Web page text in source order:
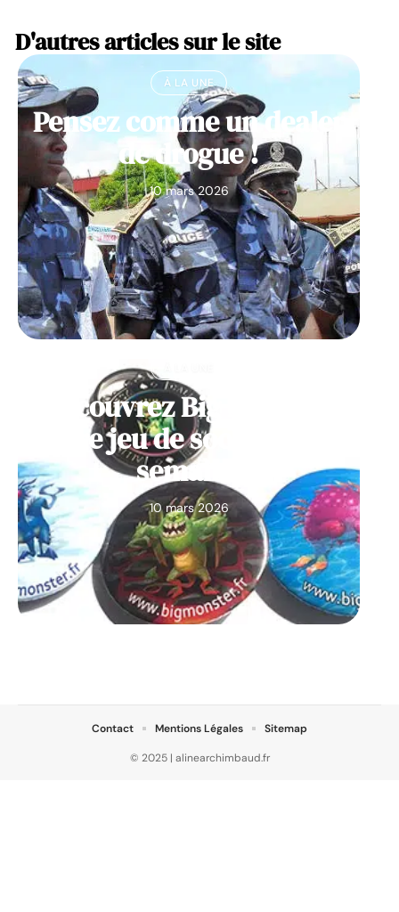
D'autres articles sur le site
À LA UNE
Pensez comme un dealer
de drogue !
10 mars 2026
Découvrez Big Monster,
notre jeu de société de la
semaine
10 mars 2026
© 2025 | alinearchimbaud.fr
Contact Mentions Légales Sitemap